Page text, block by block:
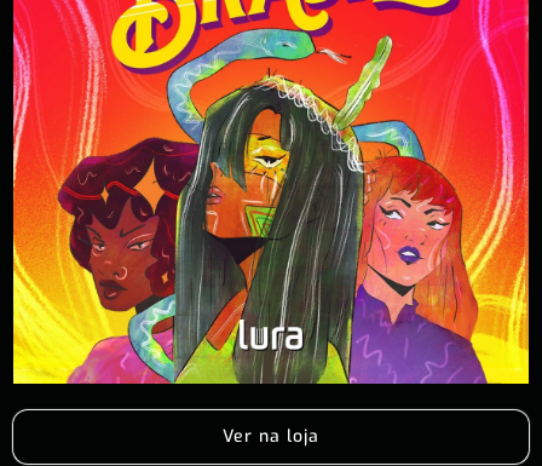
Ver na loja